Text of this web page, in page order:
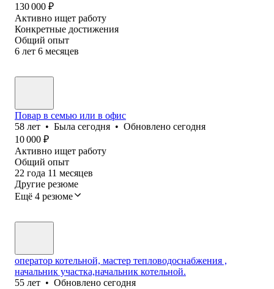
130 000 ₽
Активно ищет работу
Конкретные достижения
Общий опыт
6 лет 6 месяцев
Повар в семью или в офис
58 лет • Была сегодня • Обновлено сегодня
10 000 ₽
Активно ищет работу
Общий опыт
22 года 11 месяцев
Другие резюме
Ещё 4 резюме
оператор котельной, мастер тепловодоснабжения ,
начальник участка,начальник котельной.
55 лет • Обновлено сегодня